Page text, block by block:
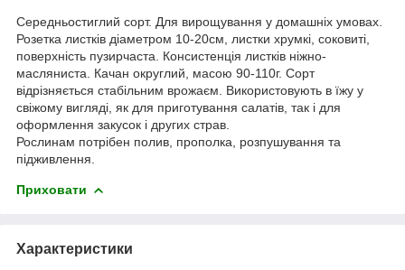
Середньостиглий сорт. Для вирощування у домашніх умовах.
Розетка листків діаметром 10-20см, листки хрумкі, соковиті,
поверхність пузирчаста. Консистенція листків ніжно-
масляниста. Качан округлий, масою 90-110г. Сорт
відрізняється стабільним врожаєм. Використовують в їжу у
свіжому вигляді, як для приготування салатів, так і для
оформлення закусок і других страв.
Рослинам потрібен полив, прополка, розпушування та
підживлення.
Приховати
Характеристики